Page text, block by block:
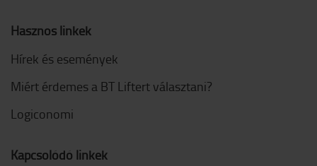
Hasznos linkek
Hírek és események
Miért érdemes a BT Liftert választani?
Logiconomi
Kapcsolódó linkek